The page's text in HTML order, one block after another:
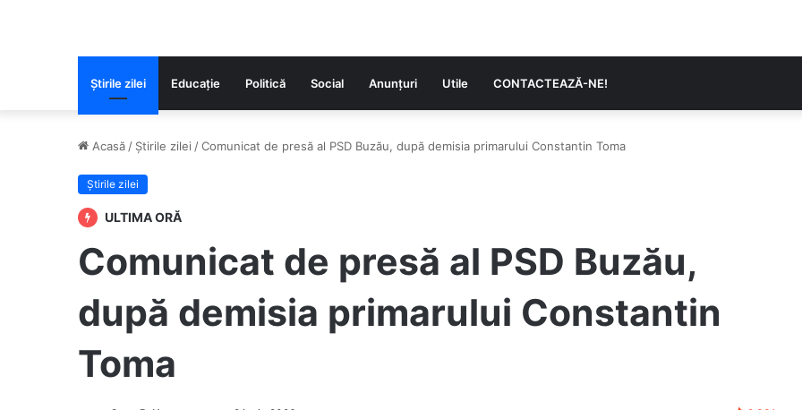
Știrile zilei Educaţie Politică Social Anunțuri Utile CONTACTEAZĂ-NE!
Acasă / Știrile zilei /Comunicat de presă al PSD Buzău, după demisia primarului Constantin Toma
Știrile zilei
ULTIMA ORĂ
Comunicat de presă al PSD Buzău,
după demisia primarului Constantin
Toma